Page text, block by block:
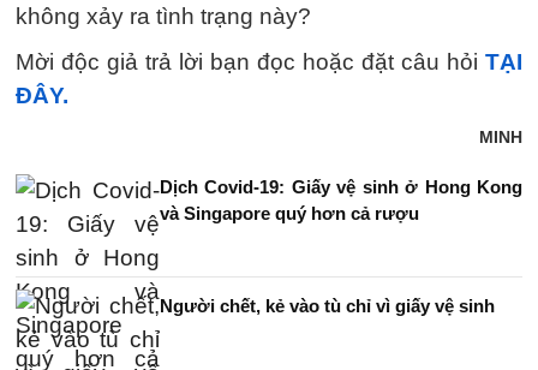
không xảy ra tình trạng này?
Mời độc giả trả lời bạn đọc hoặc đặt câu hỏi TẠI
ĐÂY.
MINH
Dịch Covid-19: Giấy vệ sinh ở Hong Kong
và Singapore quý hơn cả rượu
Người chết, kẻ vào tù chỉ vì giấy vệ sinh